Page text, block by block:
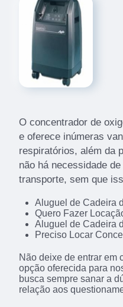
O concentrador de
e oferece inúmeras
respiratórios, além da
não há necessidade
transporte, sem que
Aluguel de Cadeira
Quero Fazer
Aluguel de Cadeira
Preciso Locar
Não deixe de entrar em
opção oferecida para
busca sempre sanar a
relação aos